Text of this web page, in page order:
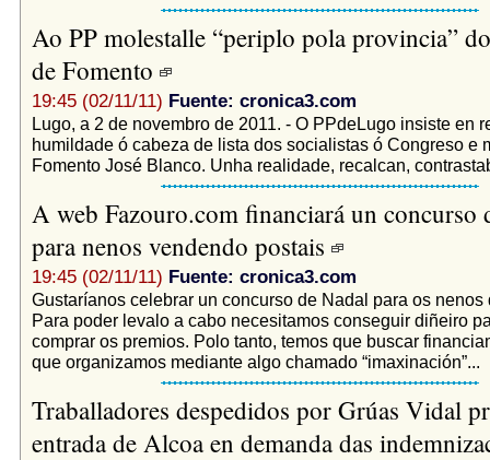
Ao PP molestalle “periplo pola provincia”
de Fomento
19:45 (02/11/11) Fuente: cronica3.com
Lugo, a 2 de novembro de 2011. - O PPdeLugo insiste en
humildade ó cabeza de lista dos socialistas ó Congreso e
Fomento José Blanco. Unha realidade, recalcan,
A web Fazouro.com financiará un concurso
para nenos vendendo postais
19:45 (02/11/11) Fuente: cronica3.com
Gustaríanos celebrar un concurso de Nadal para os nenos
Para poder levalo a cabo necesitamos conseguir diñeiro
comprar os premios. Polo tanto, temos que buscar
que organizamos mediante algo chamado “imaxinación”...
Traballadores despedidos por Grúas Vidal
entrada de Alcoa en demanda das